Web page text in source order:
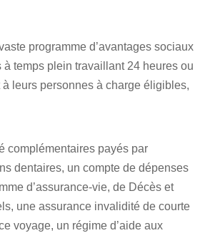
programme d’avantages sociaux
temps plein travaillant 24 heures ou
leurs personnes à charge éligibles,
complémentaires payés par
dentaires, un compte de dépenses
d’assurance-vie, de Décès et
une assurance invalidité de courte
voyage, un régime d’aide aux